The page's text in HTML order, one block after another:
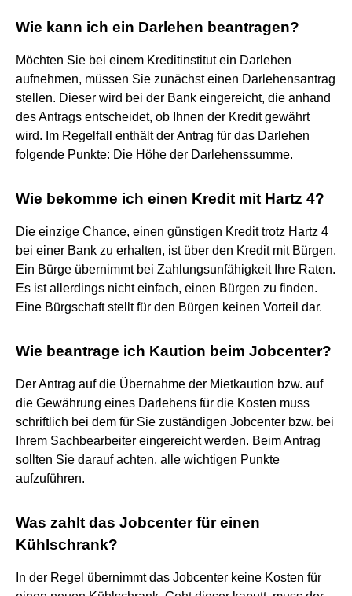
Wie kann ich ein Darlehen beantragen?
Möchten Sie bei einem Kreditinstitut ein Darlehen
aufnehmen, müssen Sie zunächst einen Darlehensantrag
stellen. Dieser wird bei der Bank eingereicht, die anhand
des Antrags entscheidet, ob Ihnen der Kredit gewährt
wird. Im Regelfall enthält der Antrag für das Darlehen
folgende Punkte: Die Höhe der Darlehenssumme.
Wie bekomme ich einen Kredit mit Hartz 4?
Die einzige Chance, einen günstigen Kredit trotz Hartz 4
bei einer Bank zu erhalten, ist über den Kredit mit Bürgen.
Ein Bürge übernimmt bei Zahlungsunfähigkeit Ihre Raten.
Es ist allerdings nicht einfach, einen Bürgen zu finden.
Eine Bürgschaft stellt für den Bürgen keinen Vorteil dar.
Wie beantrage ich Kaution beim Jobcenter?
Der Antrag auf die Übernahme der Mietkaution bzw. auf
die Gewährung eines Darlehens für die Kosten muss
schriftlich bei dem für Sie zuständigen Jobcenter bzw. bei
Ihrem Sachbearbeiter eingereicht werden. Beim Antrag
sollten Sie darauf achten, alle wichtigen Punkte
aufzuführen.
Was zahlt das Jobcenter für einen
Kühlschrank?
In der Regel übernimmt das Jobcenter keine Kosten für